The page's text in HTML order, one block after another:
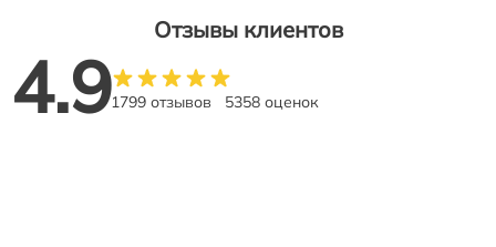
Отзывы клиентов
4.91799 отзывов 5358 оценок